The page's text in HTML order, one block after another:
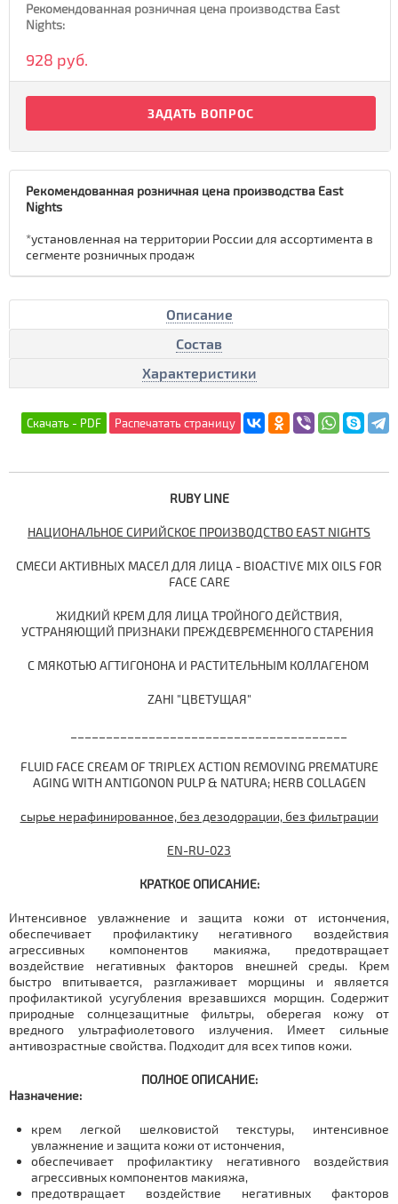
Рекомендованная розничная цена производства East
Nights:
928 руб.
ЗАДАТЬ ВОПРОС
Рекомендованная розничная цена производства East
Nights
*установленная на территории России для ассортимента в
сегменте розничных продаж
Описание
Состав
Характеристики
RUBY LINE
НАЦИОНАЛЬНОЕ СИРИЙСКОЕ ПРОИЗВОДСТВО EAST NIGHTS
СМЕСИ АКТИВНЫХ МАСЕЛ ДЛЯ ЛИЦА - BIOACTIVE MIX OILS FOR
FACE CARE
ЖИДКИЙ КРЕМ ДЛЯ ЛИЦА ТРОЙНОГО ДЕЙСТВИЯ,
УСТРАНЯЮЩИЙ ПРИЗНАКИ ПРЕЖДЕВРЕМЕННОГО СТАРЕНИЯ
С МЯКОТЬЮ АГТИГОНОНА И РАСТИТЕЛЬНЫМ КОЛЛАГЕНОМ
ZAHI "ЦВЕТУЩАЯ"
FLUID FACE CREAM OF TRIPLEX ACTION REMOVING PREMATURE
AGING WITH ANTIGONON PULP & NATURA; HERB COLLAGEN
сырье нерафинированное, без дезодорации, без фильтрации
EN-RU-023
КРАТКОЕ ОПИСАНИЕ:
Интенсивное увлажнение и защита кожи от истончения,
обеспечивает профилактику негативного воздействия
агрессивных компонентов макияжа, предотвращает
воздействие негативных факторов внешней среды. Крем
быстро впитывается, разглаживает морщины и является
профилактикой усугубления врезавшихся морщин. Содержит
природные солнцезащитные фильтры, оберегая кожу от
вредного ультрафиолетового излучения. Имеет сильные
антивозрастные свойства. Подходит для всех типов кожи.
ПОЛНОЕ ОПИСАНИЕ:
Назначение:
крем легкой шелковистой текстуры, интенсивное
увлажнение и защита кожи от истончения,
обеспечивает профилактику негативного воздействия
агрессивных компонентов макияжа,
предотвращает воздействие негативных факторов